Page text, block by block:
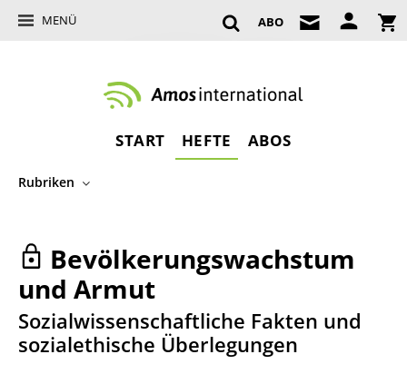
MENÜ ABO
START HEFTE ABOS
Rubriken
Bevölkerungswachstum
und Armut
:
Sozialwissenschaftliche Fakten und
sozialethische Überlegungen